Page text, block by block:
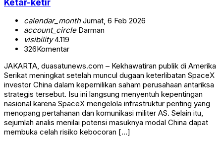
Ketar-ketir
calendar_monthJumat, 6 Feb 2026
account_circleDarman
visibility4.119
326Komentar
JAKARTA, duasatunews.com – Kekhawatiran publik di Amerika
Serikat meningkat setelah muncul dugaan keterlibatan SpaceX
investor China dalam kepemilikan saham perusahaan antariksa
strategis tersebut. Isu ini langsung menyentuh kepentingan
nasional karena SpaceX mengelola infrastruktur penting yang
menopang pertahanan dan komunikasi militer AS. Selain itu,
sejumlah analis menilai potensi masuknya modal China dapat
membuka celah risiko kebocoran […]